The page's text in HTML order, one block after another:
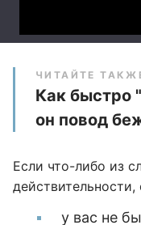
ЧИТАЙТЕ
Как быстро
он повод
Если что-либо из
действительности,
у вас не